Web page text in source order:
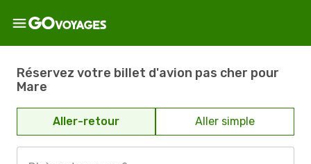
Réservez votre billet d'avion pas cher pour
Mare
Aller-retour Aller simple